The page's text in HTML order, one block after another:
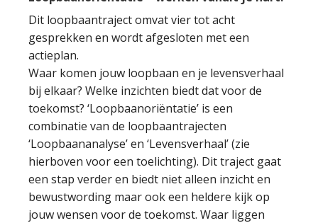
Dit loopbaantraject omvat vier tot acht
gesprekken en wordt afgesloten met een
actieplan.
Waar komen jouw loopbaan en je levensverhaal
bij elkaar? Welke inzichten biedt dat voor de
toekomst? ‘Loopbaanoriëntatie’ is een
combinatie van de loopbaantrajecten
‘Loopbaananalyse’ en ‘Levensverhaal’ (zie
hierboven voor een toelichting). Dit traject gaat
een stap verder en biedt niet alleen inzicht en
bewustwording maar ook een heldere kijk op
jouw wensen voor de toekomst. Waar liggen